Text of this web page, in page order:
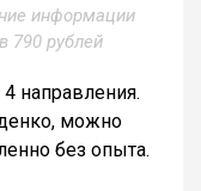
информации
790 рублей
4 направления.
можно
без опыта.